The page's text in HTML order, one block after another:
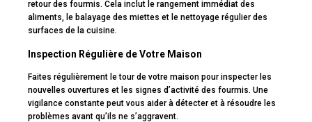
retour des fourmis. Cela inclut le rangement immédiat des
aliments, le balayage des miettes et le nettoyage régulier des
surfaces de la cuisine.
Inspection Régulière de Votre Maison
Faites régulièrement le tour de votre maison pour inspecter les
nouvelles ouvertures et les signes d’activité des fourmis. Une
vigilance constante peut vous aider à détecter et à résoudre les
problèmes avant qu’ils ne s’aggravent.